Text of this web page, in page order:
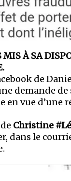
À SA
de
demande
en vue d’une
Christine
dans le